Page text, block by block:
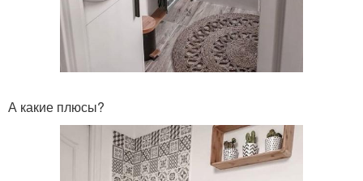
А какие плюсы?